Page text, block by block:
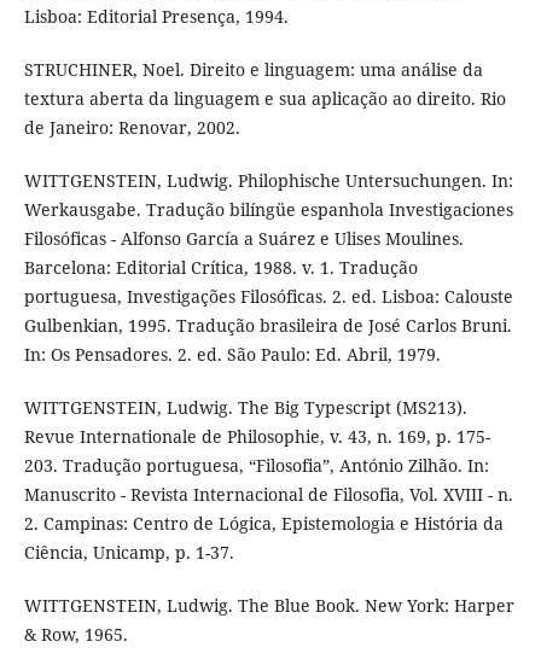
Lisboa: Editorial Presença, 1994.
STRUCHINER, Noel. Direito e linguagem: uma análise da
textura aberta da linguagem e sua aplicação ao direito. Rio
de Janeiro: Renovar, 2002.
WITTGENSTEIN, Ludwig. Philophische Untersuchungen. In:
Werkausgabe. Tradução bilíngüe espanhola Investigaciones
Filosóficas - Alfonso García a Suárez e Ulises Moulines.
Barcelona: Editorial Crítica, 1988. v. 1. Tradução
portuguesa, Investigações Filosóficas. 2. ed. Lisboa: Calouste
Gulbenkian, 1995. Tradução brasileira de José Carlos Bruni.
In: Os Pensadores. 2. ed. São Paulo: Ed. Abril, 1979.
WITTGENSTEIN, Ludwig. The Big Typescript (MS213).
Revue Internationale de Philosophie, v. 43, n. 169, p. 175-
203. Tradução portuguesa, “Filosofia”, António Zilhão. In:
Manuscrito - Revista Internacional de Filosofia, Vol. XVIII - n.
2. Campinas: Centro de Lógica, Epistemologia e História da
Ciência, Unicamp, p. 1-37.
WITTGENSTEIN, Ludwig. The Blue Book. New York: Harper
& Row, 1965.